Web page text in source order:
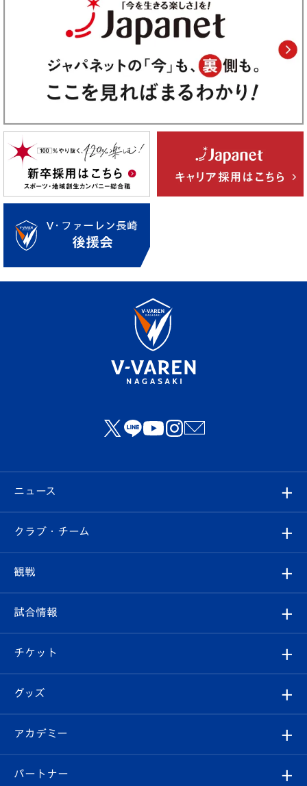
ニュース
すべて
クラブ
試合情報
チケット
イベント
メディア
クラブ・チーム
クラブ概要
エンブレム紹介
スタッフプロフィール
マスコット紹介
観戦
観戦ルール
はじめての観戦ガイド
Revive Team
ヴィヴィくんの長崎おもてなしガイド
試合情報
試合日程/結果
フォトギャラリー
スタジアムグルメ
チケット
チケット
V-LOVERS（ファンクラブ）
グッズ
オンラインショップ
アカデミー
育成からのお知らせ
パートナー